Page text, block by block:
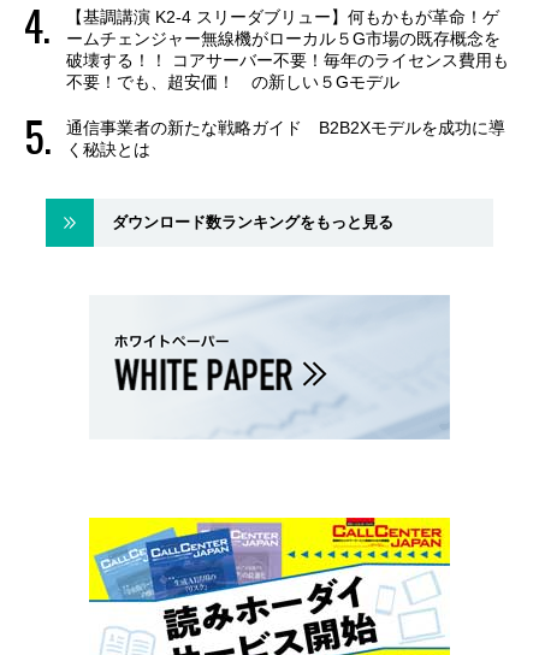
【基調講演 K2-4 スリーダブリュー】何もかもが革命！ゲ
ームチェンジャー無線機がローカル５G市場の既存概念を
破壊する！！ コアサーバー不要！毎年のライセンス費用も
不要！でも、超安価！ の新しい５Gモデル
通信事業者の新たな戦略ガイド B2B2Xモデルを成功に導
く秘訣とは
ダウンロード数ランキングをもっと見る